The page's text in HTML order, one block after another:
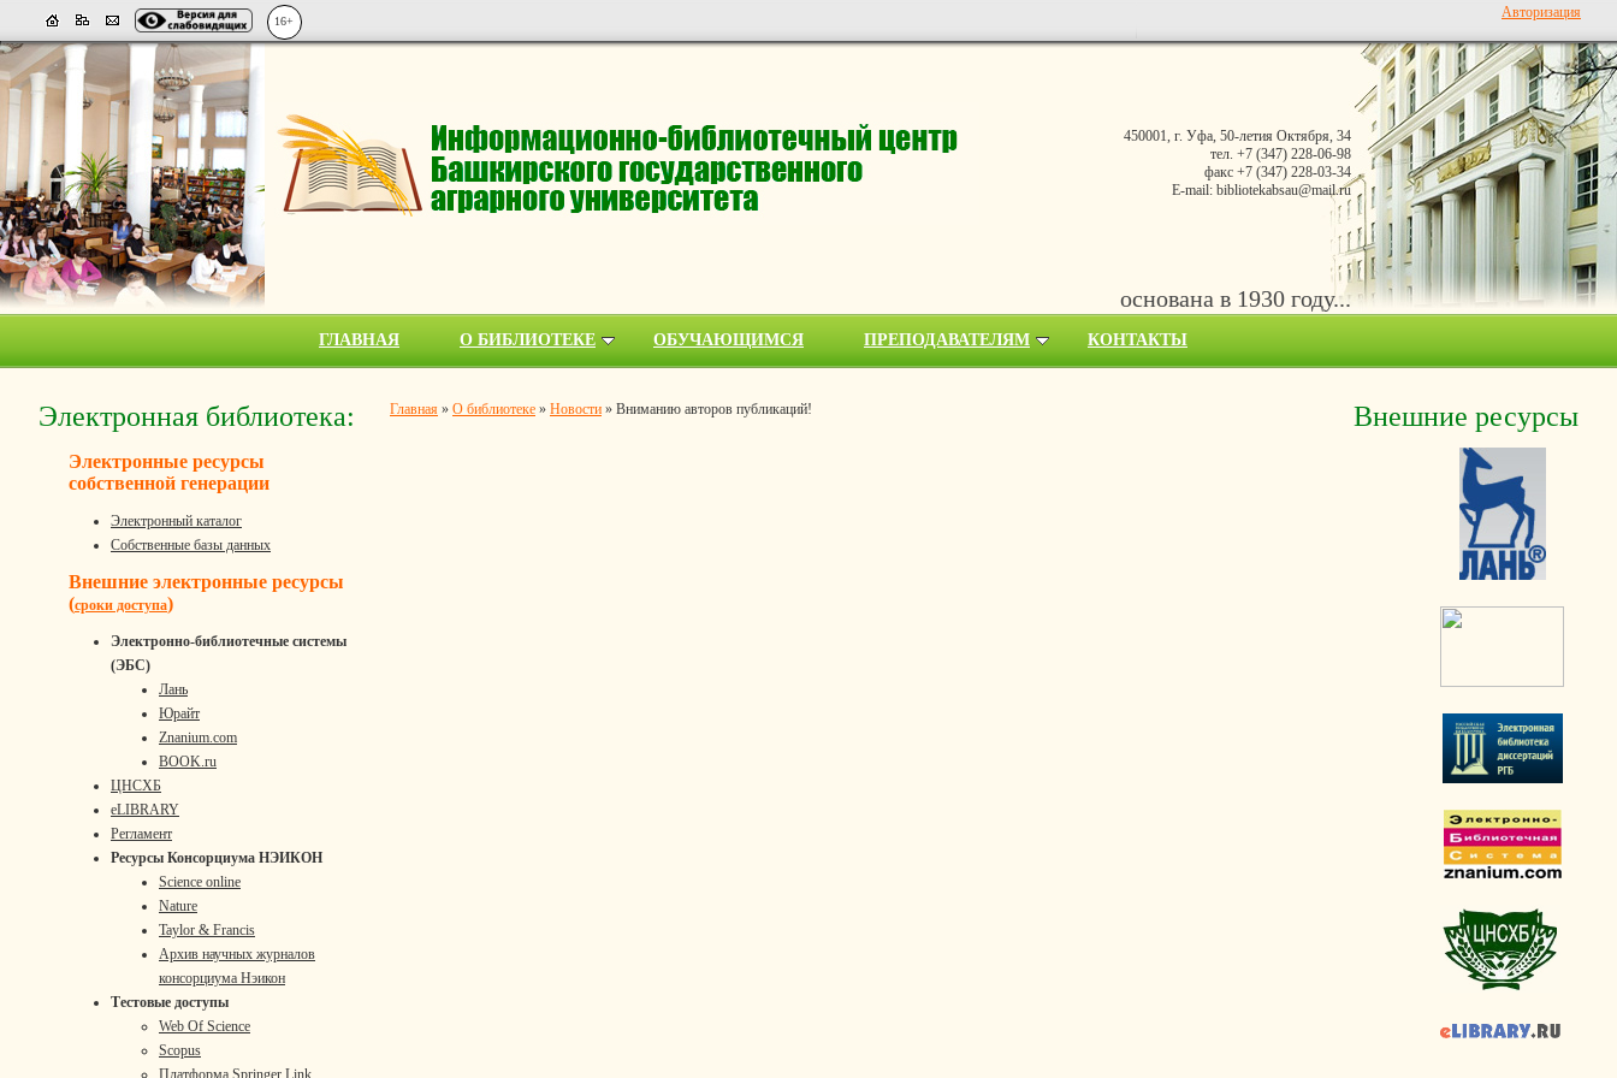
16+
Авторизация
450001, г. Уфа, 50-летия Октября, 34
тел. +7 (347) 228-06-98
факс +7 (347) 228-03-34
E-mail: bibliotekabsau@mail.ru
основана в 1930 году...
ГЛАВНАЯ О БИБЛИОТЕКЕ ОБУЧАЮЩИМСЯ ПРЕПОДАВАТЕЛЯМ КОНТАКТЫ
Электронная библиотека:
Электронные ресурсы
собственной генерации
Электронный каталог
Собственные базы данных
Внешние электронные ресурсы
(сроки доступа)
Электронно-библиотечные системы
(ЭБС)
Лань
Юрайт
Znanium.com
BOOK.ru
ЦНСХБ
eLIBRARY
Регламент
Ресурсы Консорциума НЭИКОН
Science online
Nature
Taylor & Francis
Архив научных журналов
консорциума Нэикон
Тестовые доступы
Web Of Science
Scopus
Платформа Springer Link
Главная » О библиотеке » Новости » Вниманию авторов публикаций! Внешние ресурсы